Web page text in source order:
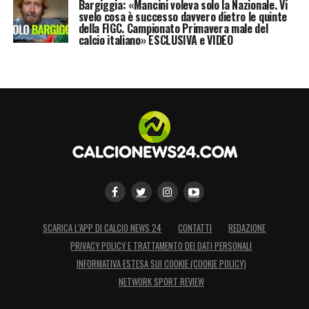
giocare in maniera straordinaria e lo ha
dimostrato nonostante le tante assenze
LA PLAYLIST DELLE NOSTRE TOP NEWS
Bargiggia: «Mancini voleva solo la Nazionale. Vi
svelo cosa è successo davvero dietro le quinte
della FIGC. Campionato Primavera male del
calcio italiano» ESCLUSIVA e VIDEO
SCARICA L’APP DI CALCIO NEWS 24 CONTATTI
REDAZIONE
PRIVACY POLICY E TRATTAMENTO DEI DATI PERSONALI
INFORMATIVA ESTESA SUI COOKIE (COOKIE POLICY)
NETWORK SPORT REVIEW